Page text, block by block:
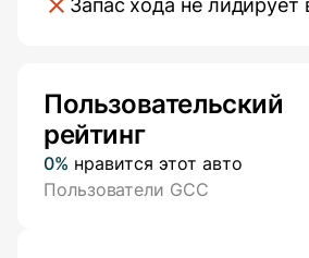
Запас хода не лидирует
Пользовательский
рейтинг
0% нравится этот авто
Пользователи GCC